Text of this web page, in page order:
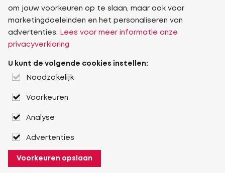
om jouw voorkeuren op te slaan, maar ook voor
marketingdoeleinden en het personaliseren van
advertenties.
Lees voor meer informatie onze
privacyverklaring
U kunt de volgende cookies instellen:
Noodzakelijk
Voorkeuren
Analyse
Advertenties
Voorkeuren opslaan